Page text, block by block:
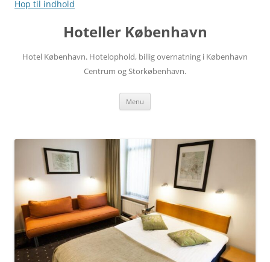
Hop til indhold
Hoteller København
Hotel København. Hotelophold, billig overnatning i København
Centrum og Storkøbenhavn.
Menu